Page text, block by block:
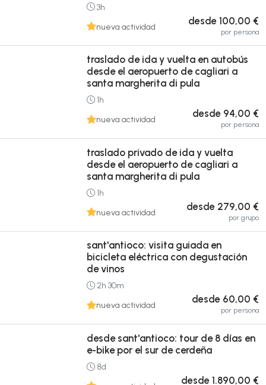
3h
nueva actividad
desde 100,00 €
por persona
traslado de ida y vuelta en autobús
desde el aeropuerto de cagliari a
santa margherita di pula
1h
nueva actividad
desde 94,00 €
por persona
traslado privado de ida y vuelta
desde el aeropuerto de cagliari a
santa margherita di pula
1h
nueva actividad
desde 279,00 €
por grupo
sant'antioco: visita guiada en
bicicleta eléctrica con degustación
de vinos
2h 30m
nueva actividad
desde 60,00 €
por persona
desde sant'antioco: tour de 8 días en
e-bike por el sur de cerdeña
8d
desde 1.890,00 €